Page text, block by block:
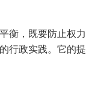
衡，既要防止权
行政实践。它的